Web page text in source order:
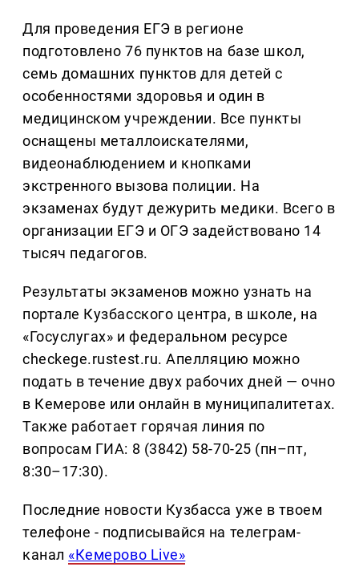
Для проведения ЕГЭ в регионе
подготовлено 76 пунктов на базе школ,
семь домашних пунктов для детей с
особенностями здоровья и один в
медицинском учреждении. Все пункты
оснащены металлоискателями,
видеонаблюдением и кнопками
экстренного вызова полиции. На
экзаменах будут дежурить медики. Всего в
организации ЕГЭ и ОГЭ задействовано 14
тысяч педагогов.
Результаты экзаменов можно узнать на
портале Кузбасского центра, в школе, на
«Госуслугах» и федеральном ресурсе
checkege.rustest.ru. Апелляцию можно
подать в течение двух рабочих дней — очно
в Кемерове или онлайн в муниципалитетах.
Также работает горячая линия по
вопросам ГИА: 8 (3842) 58-70-25 (пн–пт,
8:30–17:30).
Последние новости Кузбасса уже в твоем
телефоне - подписывайся на телеграм-
канал «Кемерово Live»